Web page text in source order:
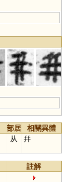
部居
相關異體
从 幷
註解